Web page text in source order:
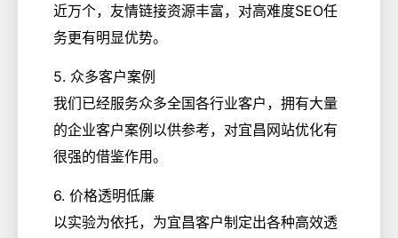
近万个，友情链接资源丰富，对高难度SEO任
务更有明显优势。
5. 众多客户案例
我们已经服务众多全国各行业客户，拥有大量
的企业客户案例以供参考，对宜昌网站优化有
很强的借鉴作用。
6. 价格透明低廉
以实验为依托，为宜昌客户制定出各种高效透